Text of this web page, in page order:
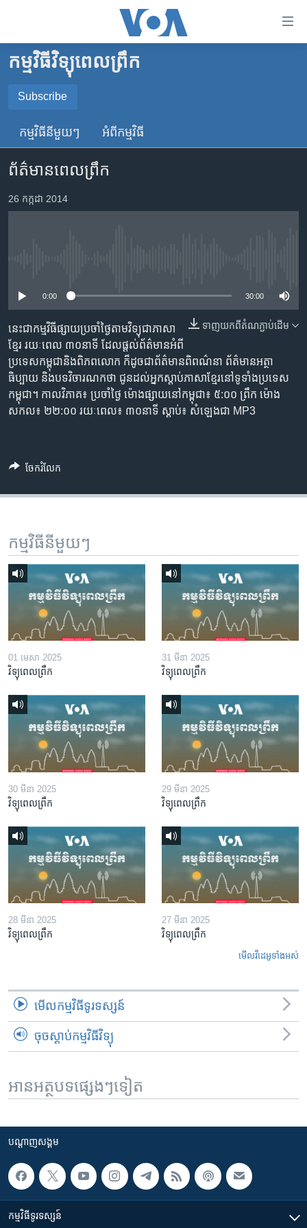
គេហទំព័រ​
ទាក់ទង
រំលង​
ទំព័រ​
ព័ត៌មាន​​
តែ​
ម្តង
រចនា
សម្ព័ន្ធ​
រំលង​
និង​
ចូល​
ទៅ​
កាន់​
កម្ពុជា
អន្តរជាតិ
ចិន
ហេឡូវីអូអេ
កម្ពុជាច្នៃប្រតិដ្ឋ
កម្មវិធីទាំងអស់
Khmer English
បណ្តាញ​សង្គម
កម្មវិធីវិទ្យុពេលព្រឹក
Subscribe
SUBSCRIBE
កម្មវិធី​នីមួយៗ អំពី​កម្មវិធី​
ព័ត៌មានពេលព្រឹក
26 កក្កដា 2014
0:00 30:00
ទាញ​យក​ពី​តំណភ្ជាប់​ដើម
នេះជា​កម្ម​វិធីផ្សាយ​ប្រចាំថ្ងៃ​តាម​វិទ្យុ​ជា​ភាសា​
ខ្មែរ​ រយៈ​ពេល​ ៣០​​នាទី ដែល​ផ្តល់​ព័ត៌មាន​អំពី​
ប្រទេស​កម្ពុជា​និង​ពិភព​លោក​ ក៏ដូច​​ជា​ព័ត៌មាន​ពិពណ៌នា​ ព័ត៌មាន​អត្ថា​
ធិប្បាយ​ និង​បទ​​វិចារណកថា​ ជូន​ដល់​អ្នក​ស្តាប់​ភាសា​ខ្មែរ​នៅ​ទូទាំង​ប្រទេស​
កម្ពុជា។ កាល​វិភាគ៖ ប្រចាំ​ថ្ងៃ ម៉ោង​ផ្សាយ​នៅ​កម្ពុជា៖ ៥:០០ ព្រឹក ម៉ោង​
សកល៖ ២២:០០ រយៈពេល៖ ៣០​នាទី ស្តាប់​៖ សំឡេងជា​ MP3
ចែករំលែក
កម្មវិធី​នីមួយៗ
01 មេសា 2025
វិទ្យុពេលព្រឹក
31 មីនា 2025
វិទ្យុពេលព្រឹក
30 មីនា 2025
វិទ្យុពេលព្រឹក
29 មីនា 2025
វិទ្យុពេលព្រឹក
28 មីនា 2025
វិទ្យុពេលព្រឹក
27 មីនា 2025
វិទ្យុពេលព្រឹក
មើល​វីដេអូ​ទាំង​អស់
មើល​កម្មវិធី​ទូរទស្សន៍
ចុចស្តាប់កម្មវិធីវិទ្យុ
អានអត្ថបទផ្សេងៗទៀត
បណ្តាញ​សង្គម
កម្មវិធី​ទូរទស្សន៍